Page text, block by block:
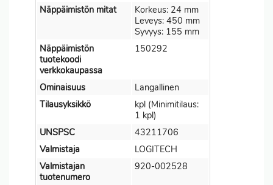
Näppäimistön mitat
Korkeus: 24 mm
Leveys: 450 mm
Syvyys: 155 mm
Näppäimistön
tuotekoodi
verkkokaupassa
150292
Ominaisuus
Langallinen
Tilausyksikkö
kpl (Minimitilaus:
1 kpl)
UNSPSC
43211706
Valmistaja
LOGITECH
Valmistajan
tuotenumero
920-002528